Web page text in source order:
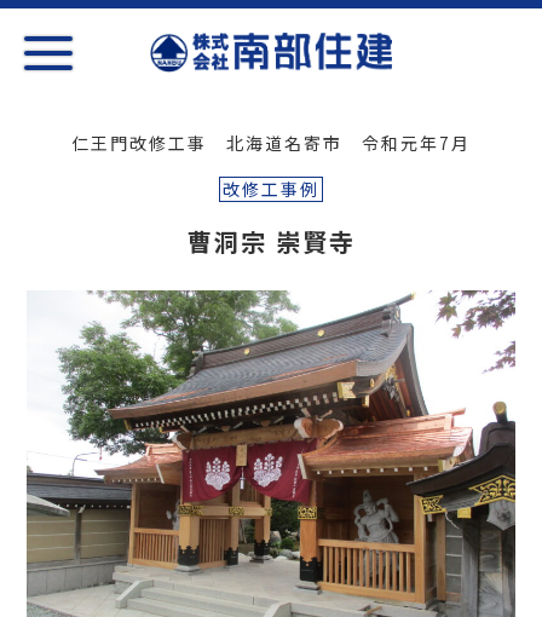
仁王門改修工事 北海道名寄市 令和元年7月
改修工事例
曹洞宗 崇賢寺